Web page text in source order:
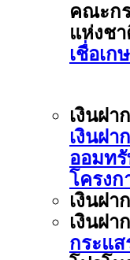
คณะก
แห่งช
เชื่อเก
เงินฝา
เงินฝ
ออมท
โครงก
เงินฝา
เงินฝา
กระแส